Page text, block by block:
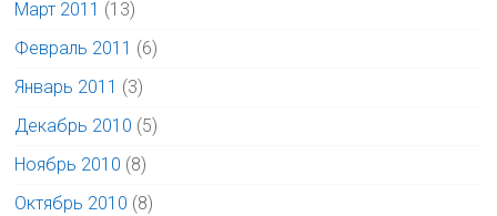
Март 2011 (13)
Февраль 2011 (6)
Январь 2011 (3)
Декабрь 2010 (5)
Ноябрь 2010 (8)
Октябрь 2010 (8)